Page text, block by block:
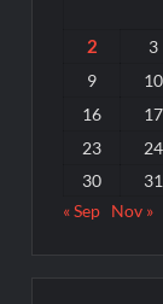
2
3
9 10
16 17
23
24
30
31
« Sep Nov »